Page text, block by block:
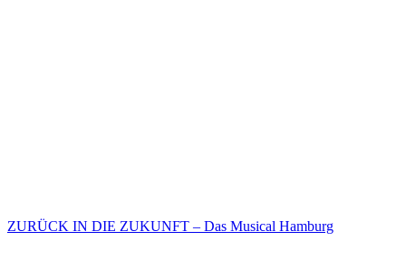
ZURÜCK IN DIE ZUKUNFT – Das Musical Hamburg